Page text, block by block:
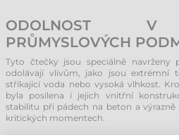
ODOLNOST V
PRŮMYSLOVÝCH
Tyto čtečky jsou speciálně navrženy
odolávají vlivům, jako jsou extrémní
stříkající voda nebo vysoká vlhkost.
byla posílena i jejich vnitřní
stabilitu při pádech na beton a výrazně
kritických momentech.